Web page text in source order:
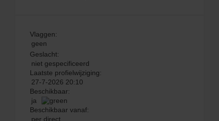
Vlaggen:
geen
Geslacht:
niet gespecificeerd
Laatste profielwijziging:
27-7-2026 20:10
Beschikbaar:
ja
Beschikbaar vanaf:
per direct